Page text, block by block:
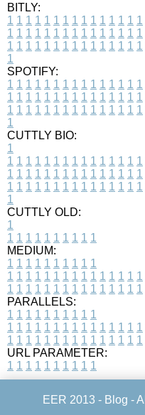
BITLY:
1 1 1 1 1 1 1 1 1 1 1 1 1 1 1
1 1 1 1 1 1 1 1 1 1 1 1 1 1 1
1 1 1 1 1 1 1 1 1 1 1 1 1 1 1
1
SPOTIFY:
1 1 1 1 1 1 1 1 1 1 1 1 1 1 1
1 1 1 1 1 1 1 1 1 1 1 1 1 1 1
1 1 1 1 1 1 1 1 1 1 1 1 1 1 1
1
CUTTLY BIO:
1
1 1 1 1 1 1 1 1 1 1 1 1 1 1 1
1 1 1 1 1 1 1 1 1 1 1 1 1 1 1
1 1 1 1 1 1 1 1 1 1 1 1 1 1 1
1
CUTTLY OLD:
1
1 1 1 1 1 1 1 1 1 1
MEDIUM:
1 1 1 1 1 1 1 1 1 1
1 1 1 1 1 1 1 1 1 1 1 1 1 1 1
1 1 1 1 1 1 1 1 1 1 1 1 1 1 1
PARALLELS:
1 1 1 1 1 1 1 1 1 1
1 1 1 1 1 1 1 1 1 1 1 1 1 1 1
1 1 1 1 1 1 1 1 1 1 1 1 1 1 1
URL PARAMETER:
1 1 1 1 1 1 1 1 1 1
EER 2013 - Blog -